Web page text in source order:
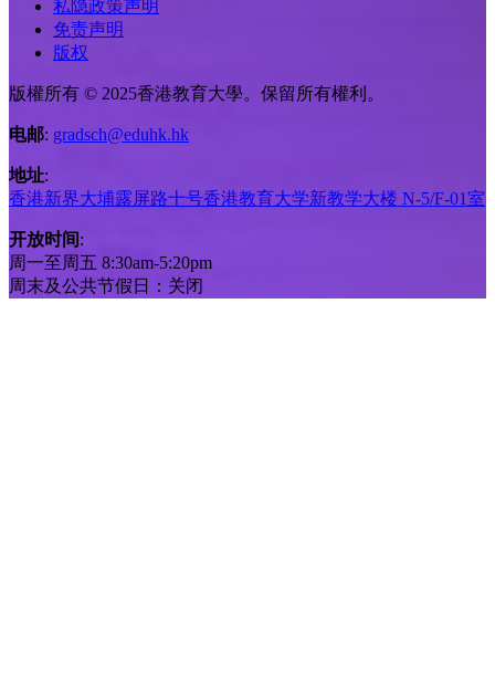
私隐政策声明
免责声明
版权
版權所有 © 2025香港教育大學。保留所有權利。
电邮: gradsch@eduhk.hk
地址:
香港新界大埔露屏路十号香港教育大学新教学大楼 N-5/F-01室
开放时间:
周一至周五 8:30am-5:20pm
周末及公共节假日：关闭